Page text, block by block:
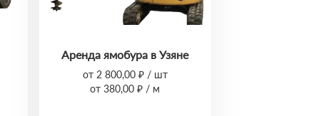
Аренда ямобура в Узяне
от 2 800,00 ₽ / шт
от 380,00 ₽ / м